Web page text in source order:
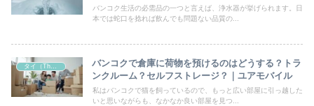
バンコク生活の必需品の一つと言えば、浄水器が挙げられます。日
本では蛇口を捻れば飲んでも問題ない品質の...
タイ（Thailand）
バンコクで倉庫に荷物を預けるのはどうする？トラ
ンクルーム？セルフストレージ？｜ユアモバイル
私はバンコクで猫を飼っているので、もっと広い部屋に引っ越した
いと思いながらも、なかなか良い部屋を見つ...